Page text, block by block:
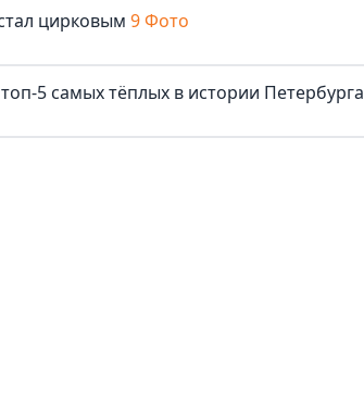
цирковым 9 Фото
5 самых тёплых в истории Петербурга